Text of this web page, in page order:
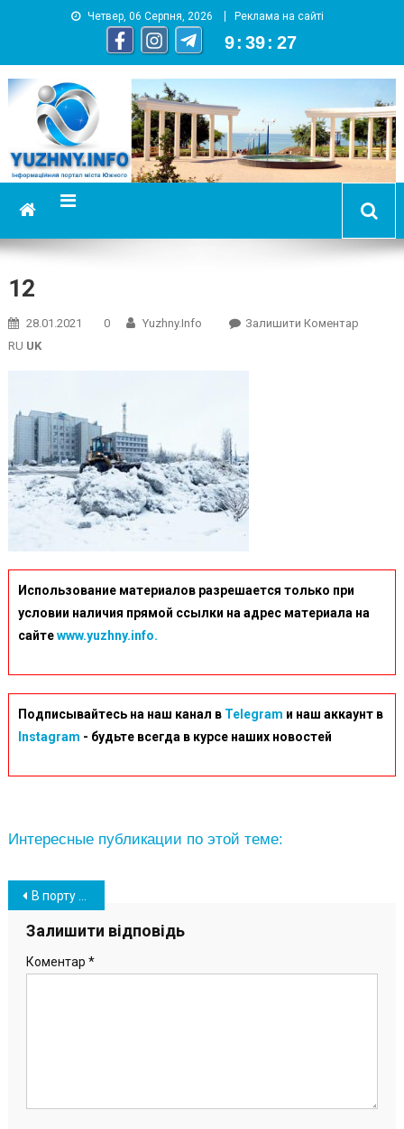
Четвер, 06 Серпня, 2026 Реклама на сайті
9 : 39 : 27
YUZHNY.INFO
информационный портал города Южный
12
28.01.2021 0 Yuzhny.info Залишити КоментарOn
RU UK
Использование материалов разрешается только при
условии наличия прямой ссылки на адрес материала на
сайтеwww.yuzhny.info.
Подписывайтесь на наш канал в Telegram и наш аккаунт в
Instagram - будьте всегда в курсе наших новостей
Интересные публикации по этой теме:
Навігація
записів
В порту «Южный» борются с последствиями непогоды и продолжают обработку грузов
Залишити відповідь
Коментар *